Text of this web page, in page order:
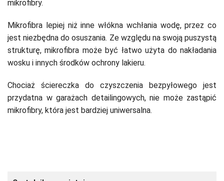
mikrofibry.
Mikrofibra lepiej niż inne włókna wchłania wodę, przez co
jest niezbędna do osuszania. Ze względu na swoją puszystą
strukturę, mikrofibra może być łatwo użyta do nakładania
wosku i innych środków ochrony lakieru.
Chociaż ściereczka do czyszczenia bezpyłowego jest
przydatna w garażach detailingowych, nie może zastąpić
mikrofibry, która jest bardziej uniwersalna.